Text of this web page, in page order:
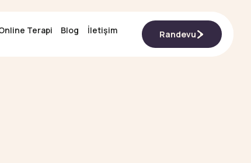
Terapi Blog İletişim Randevu
Terapi Blog İletişim Randevu